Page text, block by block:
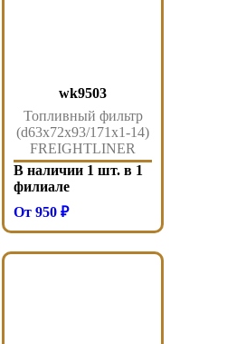
wk9503
Топливный фильтр
(d63x72x93/171x1-14)
FREIGHTLINER
CUMMINS wk9503
В наличии 1 шт. в 1
филиале
От 950 ₽